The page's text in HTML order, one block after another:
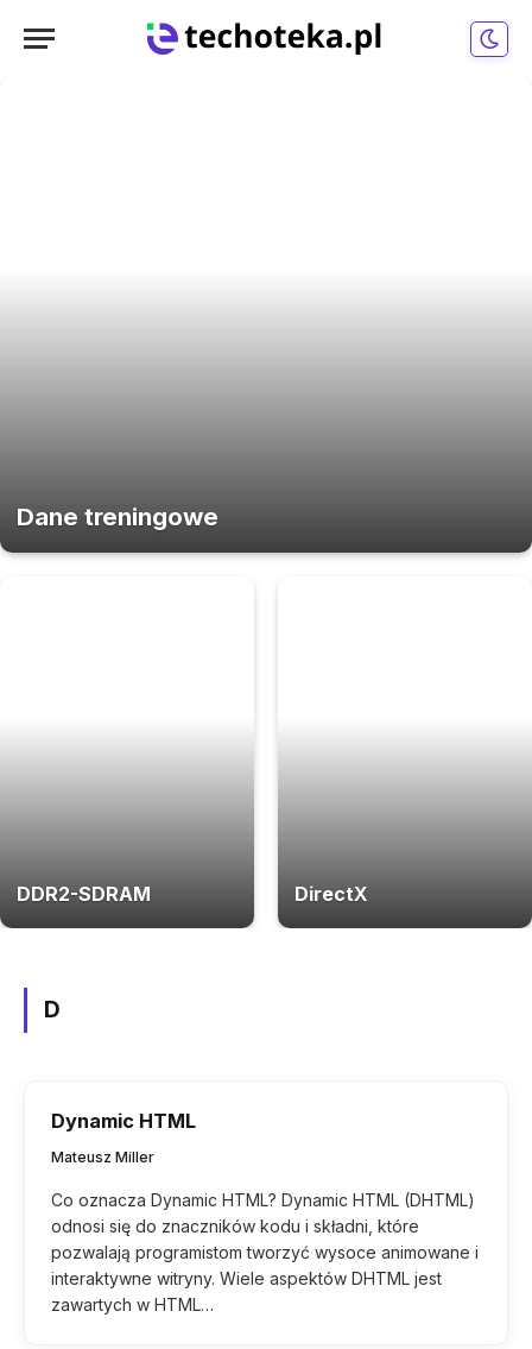
Dane treningowe
DDR2-SDRAM DirectX
D
Dynamic HTML
Mateusz Miller
Co oznacza Dynamic HTML? Dynamic HTML (DHTML)
odnosi się do znaczników kodu i składni, które
pozwalają programistom tworzyć wysoce animowane i
interaktywne witryny. Wiele aspektów DHTML jest
zawartych w HTML…